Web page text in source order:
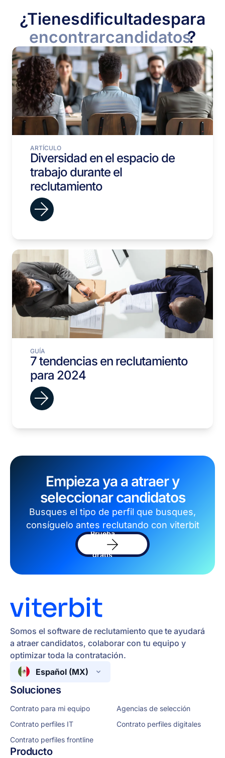
¿Tienesdificultadespara
encontrarcandidatos?
ARTÍCULO
Diversidad en el espacio de
trabajo durante el
reclutamiento
GUÍA
7 tendencias en reclutamiento
para 2024
Empieza ya a atraer y
seleccionar candidatos
Busques el tipo de perfil que busques,
consíguelo antes reclutando con viterbit
Prueba
software
gratis
Somos el software de reclutamiento que te ayudará
a atraer candidatos, colaborar con tu equipo y
optimizar toda la contratación.
Español (MX)
Soluciones
Contrato para mi equipo
Agencias de selección
Contrato perfiles IT
Contrato perfiles digitales
Contrato perfiles frontline
Producto